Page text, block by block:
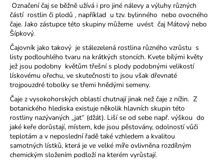
Označení čaj se běžně užívá i pro jiné nálevy a výluhy různých
částí rostlin či plodů , například u tzv. bylinného nebo ovocného
čaje. Jako zástupce této skupiny můžeme uvést čaj Mátový nebo
Šípkový.
Čajovník jako takový je stálezelená rostlina různého vzrůstu s
listy podlouhlého tvaru na krátkých stoncích. Kvete bílými květy
jež jsou podobny květům třešní s plody podobnými velikostí
lískovému ořechu, ve skutečnosti to jsou však dřevnaté
trojpouzdré tobolky se třemi hnědými semeny.
Čaje z vysokohorských oblastí chutnají jinak než čaje z nížin. Z
botanického hlediska existuje několik hlavních skupin této
rostliny nazývaných „jat“ (džát). Liší se od sebe např. výškou do
jaké keře dorůstají, místem, kde jsou pěstovány, odolností vůči
teplotám a v neposlední řadě také vzhledem a kvalitou
samotných lístků, která je ve velké míře ovlivněna rozdílným
chemickým složením podloží na kterém vyrůstají.